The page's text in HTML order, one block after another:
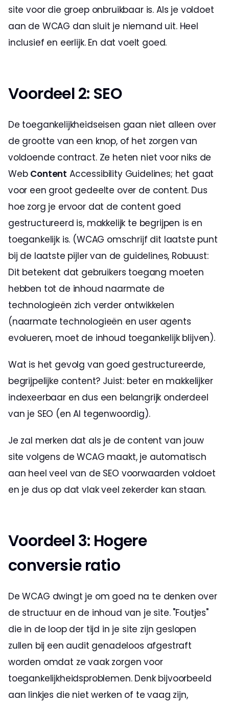
site voor die groep onbruikbaar is. Als je voldoet
aan de WCAG dan sluit je niemand uit. Heel
inclusief en eerlijk. En dat voelt goed.
Voordeel 2: SEO
De toegankelijkheidseisen gaan niet alleen over
de grootte van een knop, of het zorgen van
voldoende contract. Ze heten niet voor niks de
Web Content Accessibility Guidelines; het gaat
voor een groot gedeelte over de content. Dus
hoe zorg je ervoor dat de content goed
gestructureerd is, makkelijk te begrijpen is en
toegankelijk is. (WCAG omschrijf dit laatste punt
bij de laatste pijler van de guidelines, Robuust:
Dit betekent dat gebruikers toegang moeten
hebben tot de inhoud naarmate de
technologieën zich verder ontwikkelen
(naarmate technologieën en user agents
evolueren, moet de inhoud toegankelijk blijven).
Wat is het gevolg van goed gestructureerde,
begrijpelijke content? Juist: beter en makkelijker
indexeerbaar en dus een belangrijk onderdeel
van je SEO (en AI tegenwoordig).
Je zal merken dat als je de content van jouw
site volgens de WCAG maakt, je automatisch
aan heel veel van de SEO voorwaarden voldoet
en je dus op dat vlak veel zekerder kan staan.
Voordeel 3: Hogere
conversie ratio
De WCAG dwingt je om goed na te denken over
de structuur en de inhoud van je site. "Foutjes"
die in de loop der tijd in je site zijn geslopen
zullen bij een audit genadeloos afgestraft
worden omdat ze vaak zorgen voor
toegankelijkheidsproblemen. Denk bijvoorbeeld
aan linkjes die niet werken of te vaag zijn,